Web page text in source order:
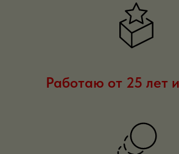
Работаю от 25 лет